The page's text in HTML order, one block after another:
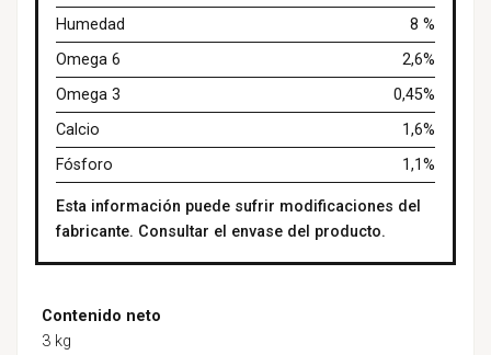
Humedad
8 %
Omega 6
2,6%
Omega 3
0,45%
Calcio
1,6%
Fósforo
1,1%
Esta información puede sufrir modificaciones del
fabricante. Consultar el envase del producto.
Contenido neto
3 kg